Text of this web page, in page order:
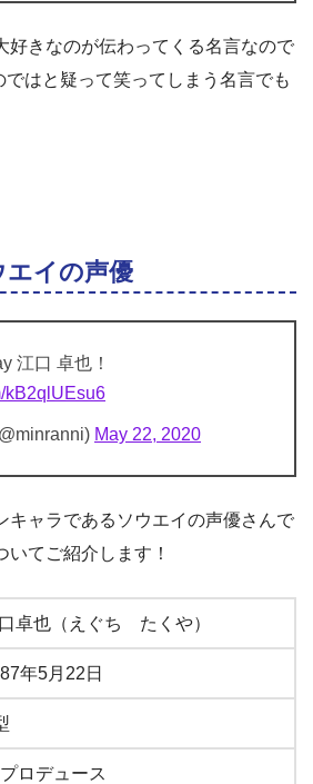
好きなのが伝わってくる名言なので
はと疑って笑ってしまう名言でも
エイの声優
江口 卓也！
kB2qlUEsu6
May 22, 2020
キャラであるソウエイの声優さんで
てご紹介します！
卓也（えぐち たくや）
年5月22日
ロデュース